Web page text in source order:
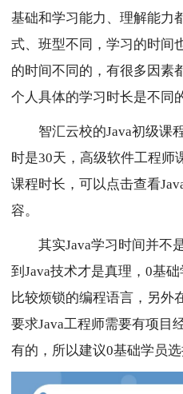
基础和学习能力、理解能力
式、班型不同，学习的时间
的时间不同的，有很多因素
个人具体的学习时长是不同
智汇云校的Java初级课
时是30天，高级软件工程师
课程时长，可以点击查看
容。
其实Java学习时间并不
到Java技术才是真理，0基
比较烦锁的编程语言，另外
要求Java工程师需要有项目
有的，所以建议0基础学员选